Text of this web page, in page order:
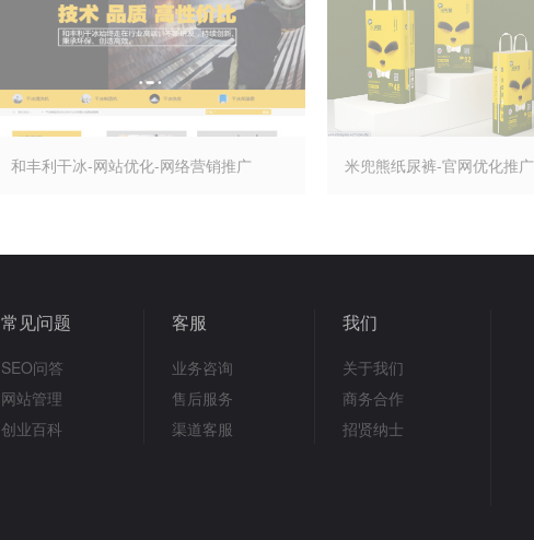
和丰利干冰-网站优化-网络营销推广 米兜熊纸尿裤-官网优化推广
常见问题
SEO问答
网站管理
创业百科
客服
业务咨询
售后服务
渠道客服
我们
关于我们
商务合作
招贤纳士